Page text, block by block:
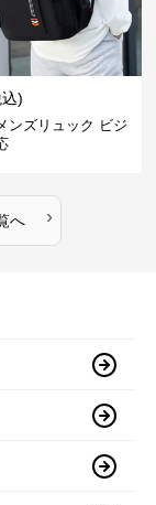
)
ンズリュック ビジ
へ ›